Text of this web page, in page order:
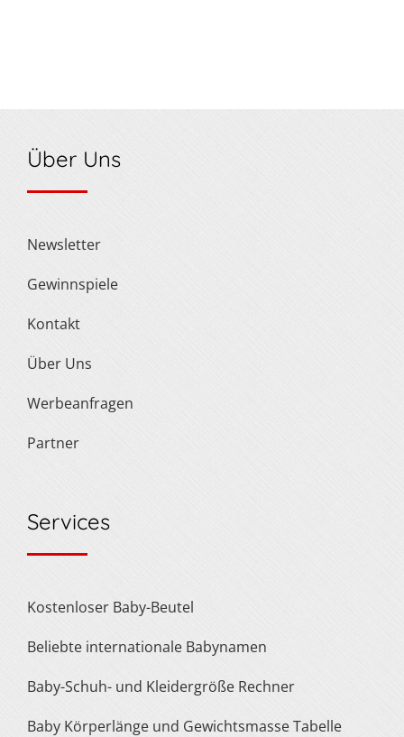
Über Uns
Newsletter
Gewinnspiele
Kontakt
Über Uns
Werbeanfragen
Partner
Services
Kostenloser Baby-Beutel
Beliebte internationale Babynamen
Baby-Schuh- und Kleidergröße Rechner
Baby Körperlänge und Gewichtsmasse Tabelle